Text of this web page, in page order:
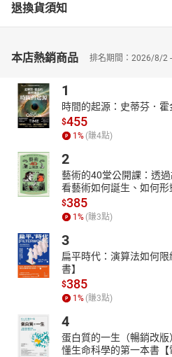
《小鹿斑比》故事从小鹿斑比出生
物的团结友爱、互助成长的感人画
鹿王的奇特经历。其成长过程中历经
《柳林风声》是一部充满了田园牧歌
聪明的河鼠、和顺的鼹鼠、持重的獾
他们在交往和历险的过程中彼此之间
者在感受到伟大的友谊的同时，也让
《格列佛游记》是一个荒诞、离奇、
共分为四部分：小人国游记、大人
记。《领跑者·小学生新课标经典文
按照小学生接受能力及重要程度仅选
人国的俘虏，这里的居民只有格列佛
了政党倾轧与教派纷争，又和邻国连
从这里逃脱，却又在一次航海中意外
钱树。偶然的机会，格列佛人了宫，
脱了悲惨的卖艺生活。后来，格列佛
退換貨須知
本店熱銷商品 排名期間：2026/8/2
1
時間的起源：史蒂芬．霍
$455
1 % (賺4點)
2
藝術的40堂公開課：透
看藝術如何誕生、如何形
$385
1 % (賺3點)
3
扁平時代：演算法如何
書】
$385
1 % (賺3點)
4
蛋白質的一生（暢銷改
懂生命科學的第一本書【